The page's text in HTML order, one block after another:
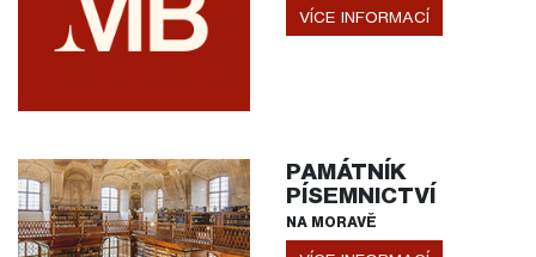
VÍCE INFORMACÍ
PAMÁTNÍK
PÍSEMNICTVÍ
NA MORAVĚ